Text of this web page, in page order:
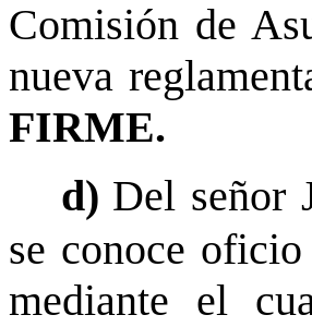
Comisión de
nueva
FIRME.
d) Del señor
se conoce
mediante el